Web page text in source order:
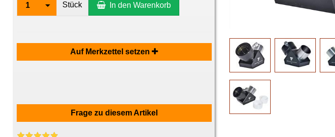
1 Stück In den Warenkorb
Auf Merkzettel setzen
Frage zu diesem Artikel